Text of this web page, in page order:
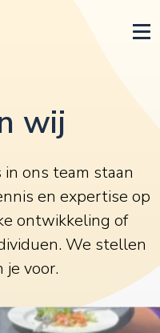
wij
ons team staan
en expertise op
ontwikkeling of
We stellen
je voor.